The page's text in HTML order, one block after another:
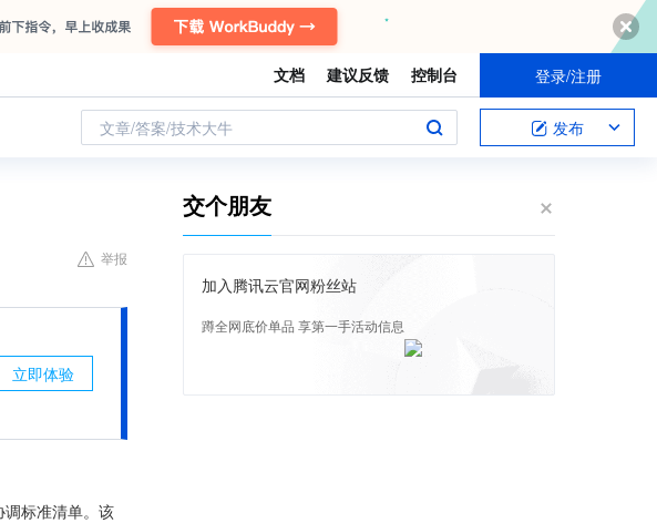
文档 建议反馈 控制台 登录/注册
文章/答案/技术大牛 发布
举报
立即体验
标准清单。该
交个朋友
加入腾讯云官网粉丝站
蹲全网底价单品 享第一手活动信息